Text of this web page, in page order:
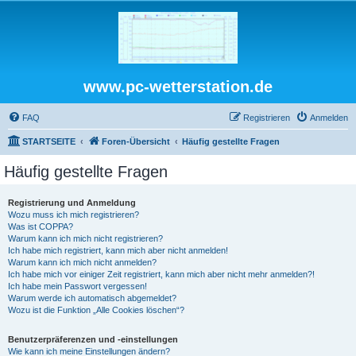
www.pc-wetterstation.de
FAQ Anmelden
Registrieren
STARTSEITE Foren-Übersicht Häufig gestellte Fragen
Häufig gestellte Fragen
Registrierung und Anmeldung
Wozu muss ich mich registrieren?
Was ist COPPA?
Warum kann ich mich nicht registrieren?
Ich habe mich registriert, kann mich aber nicht anmelden!
Warum kann ich mich nicht anmelden?
Ich habe mich vor einiger Zeit registriert, kann mich aber nicht mehr anmelden?!
Ich habe mein Passwort vergessen!
Warum werde ich automatisch abgemeldet?
Wozu ist die Funktion „Alle Cookies löschen“?
Benutzerpräferenzen und -einstellungen
Wie kann ich meine Einstellungen ändern?